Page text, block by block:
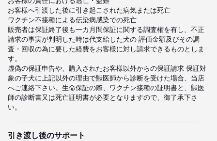
お客様へ引渡した後に引き起こされた病気または死亡
ワクチン不接種による伝染病感染での死亡
販売者は保証終了後も一カ月間保証に関する調査権を有し、不正
請求の事実が判明した時は代支給した犬の 評価金額及びその調
査・回収の為に要した経費をお客様に対し請求できるものとしま
す。
虚偽の保証申告や、購入されたお客様以外からの保証請求 保証対
象の子犬に上記以外の理由で獣医師から診断を受けた場合、当店
へご連絡下さい。生命保証の際、ワクチン接種の証明書と、獣医
師の診断書又は死亡証明書が必要となりますので、御了承下さ
い。
引き渡し後のサポート